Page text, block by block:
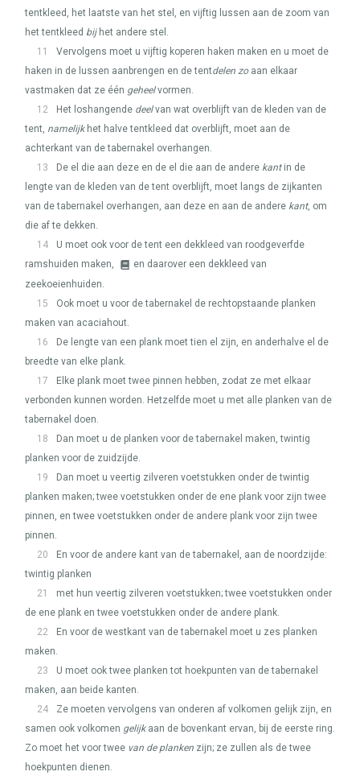
tentkleed, het laatste van het stel, en vijftig lussen aan de zoom van
het tentkleed bijhet andere stel.
11
Vervolgens moet u vijftig koperen haken maken en u moet de
haken in de lussen aanbrengen en de tentdelen zoaan elkaar
vastmaken dat ze één geheelvormen.
12
Het loshangende deelvan wat overblijft van de kleden van de
tent, namelijkhet halve tentkleed dat overblijft, moet aan de
achterkant van de tabernakel overhangen.
13
De el die aan deze en de el die aan de andere kantin de
lengte van de kleden van de tent overblijft, moet langs de zijkanten
van de tabernakel overhangen, aan deze en aan de andere kant, om
die af te dekken.
14
U moet ook voor de tent een dekkleed van roodgeverfde
ramshuiden maken,
en daarover een dekkleed van
zeekoeienhuiden.
15
Ook moet u voor de tabernakel de rechtopstaande planken
maken van acaciahout.
16
De lengte van een plank moet tien el zijn, en anderhalve el de
breedte van elke plank.
17
Elke plank moet twee pinnen hebben, zodat ze met elkaar
verbonden kunnen worden. Hetzelfde moet u met alle planken van de
tabernakel doen.
18
Dan moet u de planken voor de tabernakel maken, twintig
planken voor de zuidzijde.
19
Dan moet u veertig zilveren voetstukken onder de twintig
planken maken; twee voetstukken onder de ene plank voor zijn twee
pinnen, en twee voetstukken onder de andere plank voor zijn twee
pinnen.
20
En voor de andere kant van de tabernakel, aan de noordzijde:
twintig planken
21
met hun veertig zilveren voetstukken; twee voetstukken onder
de ene plank en twee voetstukken onder de andere plank.
22
En voor de westkant van de tabernakel moet u zes planken
maken.
23
U moet ook twee planken tot hoekpunten van de tabernakel
maken, aan beide kanten.
24
Ze moeten vervolgens van onderen af volkomen gelijk zijn, en
samen ook volkomen gelijkaan de bovenkant ervan, bij de eerste ring.
Zo moet het voor twee van de planken zijn; ze zullen als de twee
hoekpunten dienen.